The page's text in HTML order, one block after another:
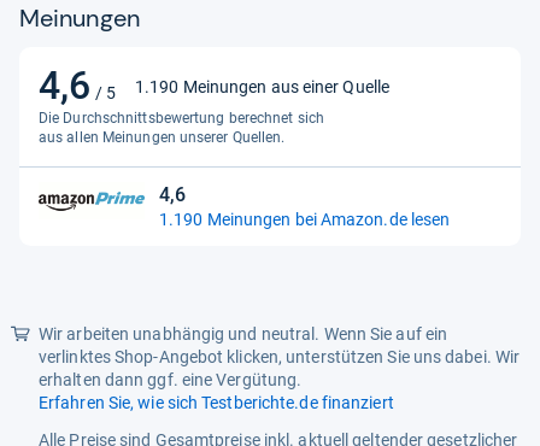
Meinungen
4,6 / 5
4,6
von
5
Sternen
1.190 Meinungen aus einer Quelle
Die Durchschnittsbewertung berechnet sich
aus allen Meinungen unserer Quellen.
4,6
4,6
von
1.190 Meinungen bei Amazon.de lesen
Wir arbeiten unabhängig und neutral. Wenn Sie auf ein
verlinktes Shop-Angebot klicken, unterstützen Sie uns dabei. Wir
erhalten dann ggf. eine Vergütung.
Erfahren Sie, wie sich Testberichte.de finanziert
Alle Preise sind Gesamtpreise inkl. aktuell geltender gesetzlicher